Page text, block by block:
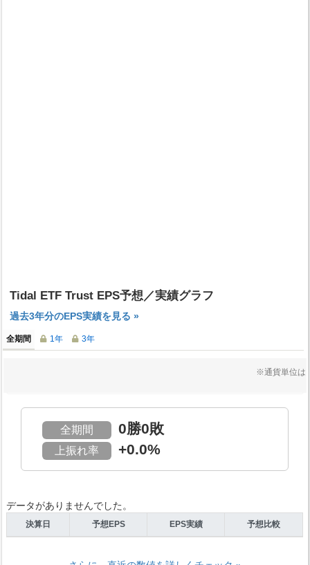
Tidal ETF Trust EPS予想／実績グラフ
過去3年分のEPS実績を見る »
全期間 1年 3年
※通貨単位は
全期間 0勝0敗
上振れ率 +0.0%
データがありませんでした。
決算日 予想EPS EPS実績 予想比較